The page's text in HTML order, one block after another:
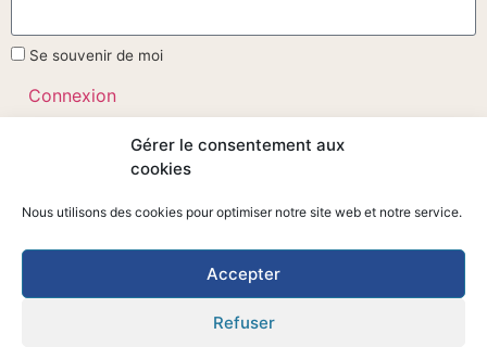
Gérer le consentement aux
cookies
Nous utilisons des cookies pour optimiser notre site web et notre service.
Accepter
Refuser
Se souvenir de moi
Connexion
Mot de passe perdu ?
Ti ar Vro – Rue J. Monnet
22140 Cavan
Tel: 02 56 35 51 21
sekretourva@div-yezh.bzh